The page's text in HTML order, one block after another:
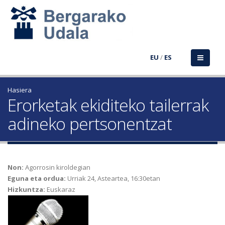
EU / ES
Hasiera
Erorketak ekiditeko tailerrak
adineko pertsonentzat
Non: Agorrosin kiroldegian
Eguna eta ordua: Urriak 24, Asteartea, 16:30etan
Hizkuntza: Euskaraz